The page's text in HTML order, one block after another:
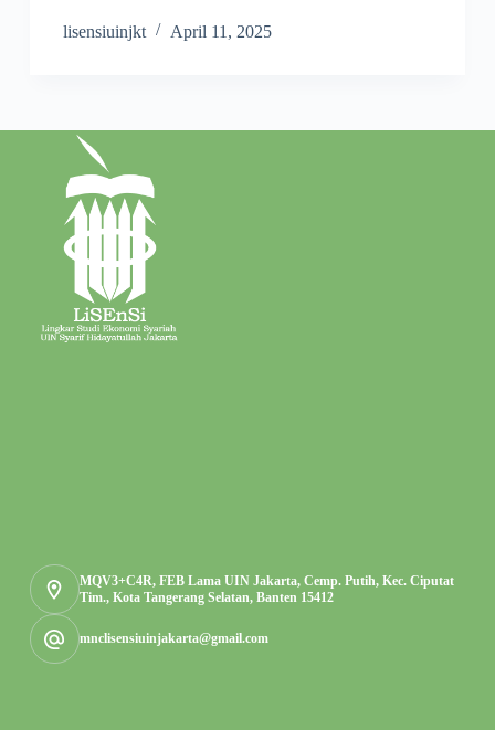
lisensiuinjkt April 11, 2025
MQV3+C4R, FEB Lama UIN Jakarta, Cemp. Putih, Kec. Ciputat
Tim., Kota Tangerang Selatan, Banten 15412
mnclisensiuinjakarta@gmail.com